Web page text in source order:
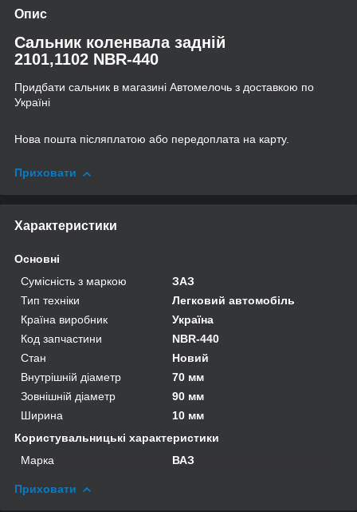
Опис
Сальник коленвала задній
2101,1102 NBR-440
Придбати сальник в магазині Автомелочь з доставкою по
Україні
Нова пошта післяплатою або передоплата на карту.
Приховати
Характеристики
Основні
Сумісність з маркою
ЗАЗ
Тип техніки
Легковий автомобіль
Країна виробник
Україна
Код запчастини
NBR-440
Стан
Новий
Внутрішній діаметр
70 мм
Зовнішній діаметр
90 мм
Ширина
10 мм
Користувальницькі характеристики
Марка
ВАЗ
Приховати